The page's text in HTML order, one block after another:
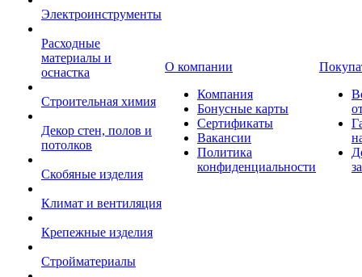
Электроинструменты
Расходные
материалы и
оснастка
Строительная химия
Декор стен, полов и
потолков
Скобяные изделия
Климат и вентиляция
Крепежные изделия
Стройматериалы
О компании
Компания
Бонусные карты
Сертификаты
Вакансии
Политика
конфиденциальности